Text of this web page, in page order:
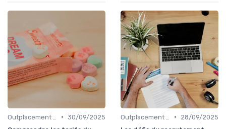
• 30/09/2025
•
28/09/2025